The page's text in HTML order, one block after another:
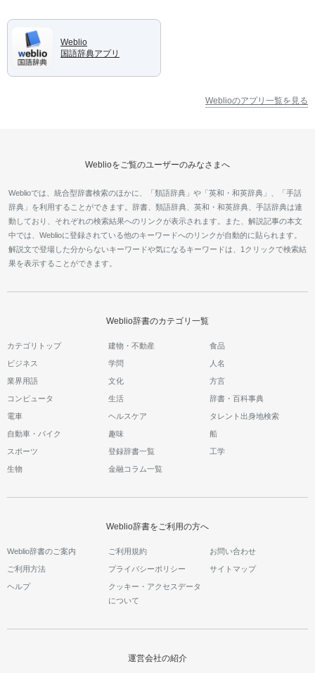
Weblio
国語辞典アプリ
Weblioのアプリ一覧を見る
Weblioをご覧のユーザーのみなさまへ
Weblioでは、統合型辞書検索のほかに、「類語辞典」や「英和・和英辞典」、「手話
辞典」を利用することができます。辞書、類語辞典、英和・和英辞典、手話辞典は連
動しており、それぞれの検索結果へのリンクが表示されます。また、解説記事の本文
中では、Weblioに登録されている他のキーワードへのリンクが自動的に貼られます。
解説文で登場した分からないキーワードや気になるキーワードは、1クリックで検索結
果を表示することができます。
Weblio辞書のカテゴリ一覧
カテゴリトップ 建物・不動産 食品
ビジネス 学問 人名
業界用語 文化 方言
コンピュータ 生活 辞書・百科事典
電車 ヘルスケア タレント出身地検索
自動車・バイク 趣味 船
スポーツ 登録辞書一覧 工学
生物 金融コラム一覧
Weblio辞書をご利用の方へ
Weblio辞書のご案内 ご利用規約 お問い合わせ
ご利用方法 プライバシーポリシー サイトマップ
ヘルプ
クッキー・アクセスデータ
について
運営会社の紹介